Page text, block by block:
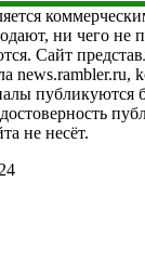
ни чего не
Сайт
news.rambler.ru,
публикуются
достоверность
не несёт.